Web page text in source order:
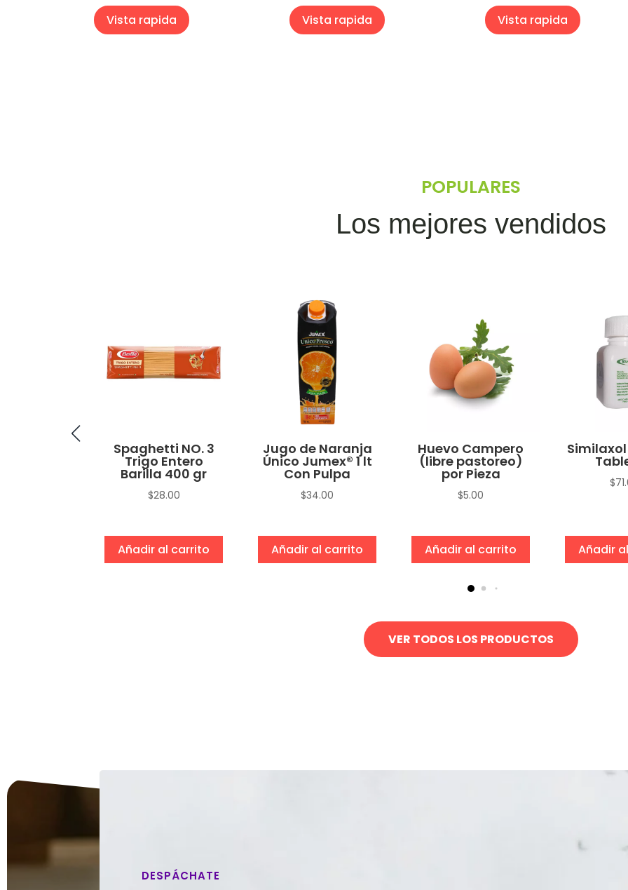
Vista rapida Vista rapida Vista rapida
POPULARES
Los mejores vendidos
Spaghetti NO. 3
Trigo Entero
Barilla 400 gr
$28.00
Añadir al carrito
Jugo de Naranja
Único Jumex® 1 lt
Con Pulpa
$34.00
Añadir al carrito
Huevo Campero
(libre pastoreo)
por Pieza
$5.00
Añadir al carrito
$
Añadir
VER TODOS LOS PRODUCTOS
DESPÁCHATE